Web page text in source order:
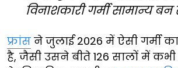
विनाशकारी गर्मी सामान्य
फ्रांस ने जुलाई 2026 में ऐसी गर्मी
है, जैसी उसने बीते 126 सालों में कभी